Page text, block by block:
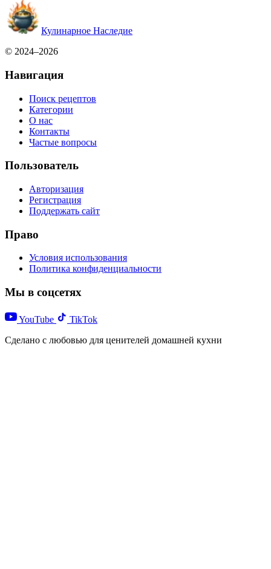
Кулинарное Наследие
© 2024–2026
Навигация
Поиск рецептов
Категории
О нас
Контакты
Частые вопросы
Пользователь
Авторизация
Регистрация
Поддержать сайт
Право
Условия использования
Политика конфиденциальности
Мы в соцсетях
YouTube
TikTok
Сделано с любовью для ценителей домашней кухни